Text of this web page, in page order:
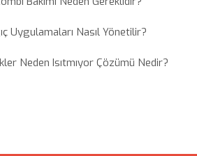
Uygulamaları Nasıl Yönetilir?
Neden Isıtmıyor Çözümü Nedir?